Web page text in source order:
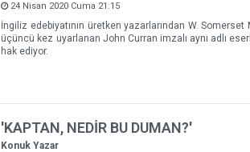
24 Nisan 2020 Cuma 21:15
İngiliz edebiyatının üretken yazarlarından W. Somerset
üçüncü kez uyarlanan John Curran imzalı aynı adlı
hak ediyor.
'KAPTAN, NEDİR BU DUMAN?'
Konuk Yazar